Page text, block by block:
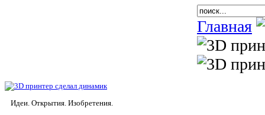
Главная
Идеи. Открытия. Изобретения.